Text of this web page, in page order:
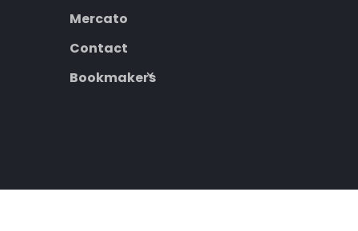
Mercato
Contact
Bookmakers